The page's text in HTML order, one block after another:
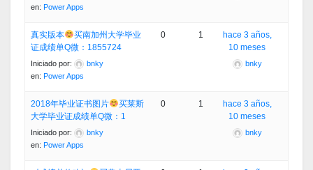
en: Power Apps
真实版本
买南加州大学毕业
证成绩单Q微：1855724
Iniciado por:
bnky
en: Power Apps
0 1
hace 3 años,
10 meses
bnky
2018年毕业证书图片
买莱斯
大学毕业证成绩单Q微：1
Iniciado por:
bnky
en: Power Apps
0 1
hace 3 años,
10 meses
bnky